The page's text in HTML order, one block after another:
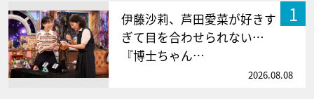
1
伊藤沙莉、芦田愛菜が好きす
ぎて目を合わせられない…
『博士ちゃん…
2026.08.08